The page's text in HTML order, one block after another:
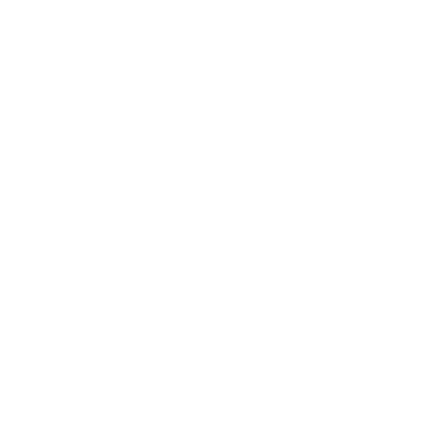
стильных аксессуаров, которые подчеркнут вашу индивидуальность и уникальность.